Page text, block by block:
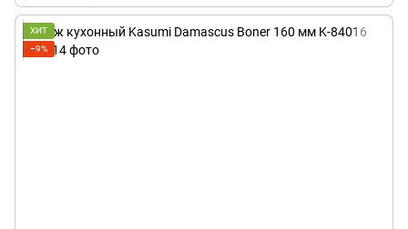
ХИТ
−9%